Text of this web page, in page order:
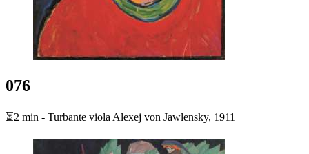
076
⏳2 min - Turbante viola Alexej von Jawlensky, 1911